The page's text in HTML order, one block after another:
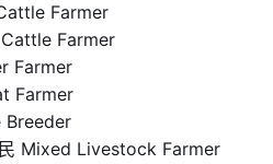
Farmer
Farmer
Farmer
Farmer
Breeder
Mixed Livestock Farmer